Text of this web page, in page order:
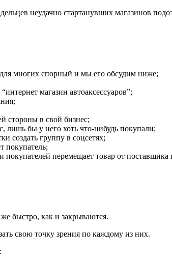
неудачно стартанувших магазинов
для многих спорный и мы его обсудим ниже;
магазин автоаксессуаров”;
стороны в свой бизнес;
лишь бы у него хоть что-нибудь покупали;
создать группу в соцсетях;
покупатель;
покупателей перемещает товар от
быстро, как и закрываются.
свою точку зрения по каждому из них.